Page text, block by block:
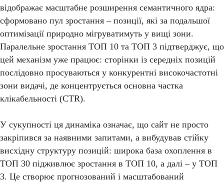
відображає масштабне розширення семантичного ядра:
сформовано пул зростання – позиції, які за подальшої
оптимізації природно мігруватимуть у вищі зони.
Паралельне зростання ТОП 10 та ТОП 3 підтверджує, що
цей механізм уже працює: сторінки із середніх позицій
послідовно просуваються у конкурентні високочастотні
зони видачі, де концентрується основна частка
клікабельності (CTR).
У сукупності ця динаміка означає, що сайт не просто
закріпився за наявними запитами, а вибудував стійку
висхідну структуру позицій: широка база охоплення в
ТОП 30 підживлює зростання в ТОП 10, а далі – у ТОП
3. Це створює прогнозований і масштабований